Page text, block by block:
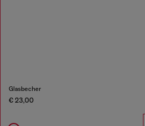
Glasbecher
€ 23,00